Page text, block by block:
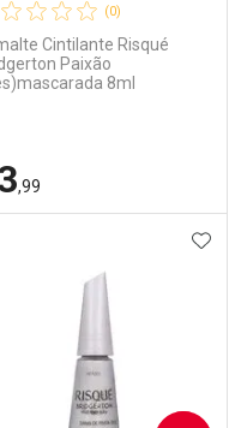
(0)
Cintilante Risqué
Paixão
8ml
,99
Menos
AOS FAVORITOS